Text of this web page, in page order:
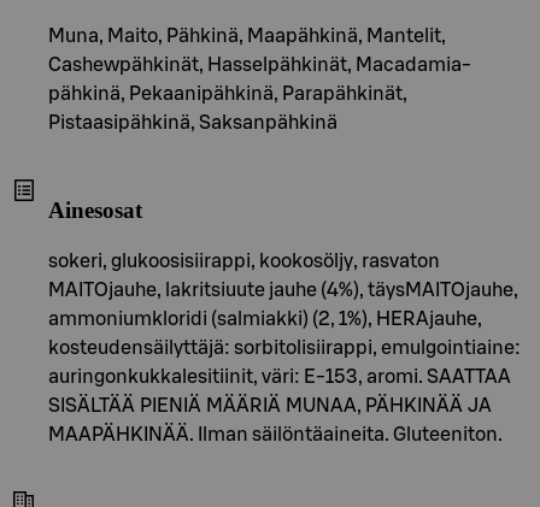
Muna, Maito, Pähkinä, Maapähkinä, Mantelit,
Cashewpähkinät, Hasselpähkinät, Macadamia-
pähkinä, Pekaanipähkinä, Parapähkinät,
Pistaasipähkinä, Saksanpähkinä
Ainesosat
sokeri, glukoosisiirappi, kookosöljy, rasvaton
MAITOjauhe, lakritsiuute jauhe (4%), täysMAITOjauhe,
ammoniumkloridi (salmiakki) (2, 1%), HERAjauhe,
kosteudensäilyttäjä: sorbitolisiirappi, emulgointiaine:
auringonkukkalesitiinit, väri: E-153, aromi. SAATTAA
SISÄLTÄÄ PIENIÄ MÄÄRIÄ MUNAA, PÄHKINÄÄ JA
MAAPÄHKINÄÄ. Ilman säilöntäaineita. Gluteeniton.